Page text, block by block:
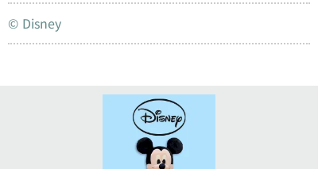
© Disney